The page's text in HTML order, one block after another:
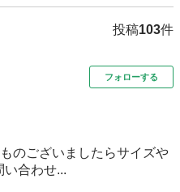
投稿103件
フォローする
のございましたらサイズや
合わせ...